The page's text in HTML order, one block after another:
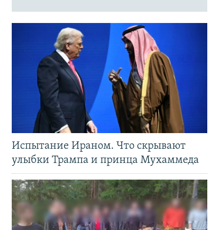
Испытание Ираном. Что скрывают
улыбки Трампа и принца Мухаммеда